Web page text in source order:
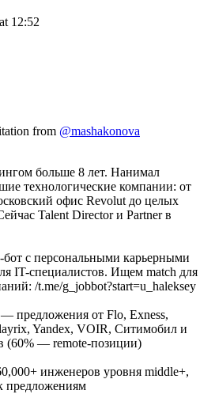
12:52
from @mashakonova
больше 8 лет. Нанимал
технологические компании: от
офис Revolut до целых
Talent Director и Partner в
с персональными карьерными
IT-специалистов. Ищем match для
/t.me/g_jobbot?start=u_haleksey
предложения от Flo, Exness,
Yandex, VOIR, Ситимобил и
(60% — remote-позиции)
инженеров уровня middle+,
предложениям